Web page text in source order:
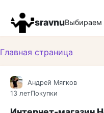
контенту
sravnuВыбираем
Главная страница
Андрей Мягков
13 летПокупки